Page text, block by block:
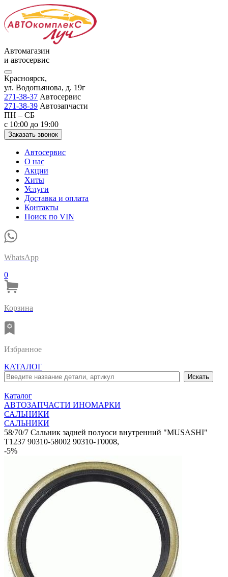
Автомагазин
и автосервис
Красноярск,
ул. Водопьянова, д. 19г
271-38-37 Автосервис
271-38-39 Автозапчасти
ПН – СБ
с 10:00 до 19:00
Заказать звонок
Автосервис
О нас
Акции
Хиты
Услуги
Доставка и оплата
Контакты
Поиск по VIN
WhatsApp
0
Корзина
Избранное
КАТАЛОГ
Каталог
АВТОЗАПЧАСТИ ИНОМАРКИ
САЛЬНИКИ
САЛЬНИКИ
58/70/7 Сальник задней полуоси внутренний "MUSASHI"
T1237 90310-58002 90310-T0008,
-5%